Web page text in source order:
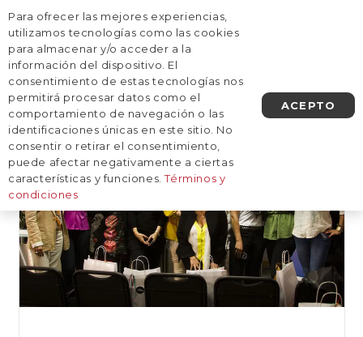
AGENDA UNA LLAMADA
Prensa
Para ofrecer las mejores experiencias,
utilizamos tecnologías como las cookies
para almacenar y/o acceder a la
información del dispositivo. El
consentimiento de estas tecnologías nos
permitirá procesar datos como el
comportamiento de navegación o las
identificaciones únicas en este sitio. No
consentir o retirar el consentimiento,
puede afectar negativamente a ciertas
características y funciones.Términos y
condiciones
ACEPTO